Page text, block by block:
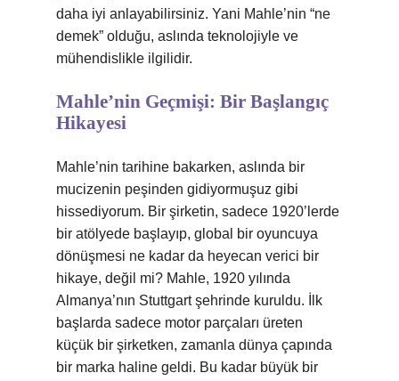
daha iyi anlayabilirsiniz. Yani Mahle’nin “ne
demek” olduğu, aslında teknolojiyle ve
mühendislikle ilgilidir.
Mahle’nin Geçmişi: Bir Başlangıç
Hikayesi
Mahle’nin tarihine bakarken, aslında bir
mucizenin peşinden gidiyormuşuz gibi
hissediyorum. Bir şirketin, sadece 1920’lerde
bir atölyede başlayıp, global bir oyuncuya
dönüşmesi ne kadar da heyecan verici bir
hikaye, değil mi? Mahle, 1920 yılında
Almanya’nın Stuttgart şehrinde kuruldu. İlk
başlarda sadece motor parçaları üreten
küçük bir şirketken, zamanla dünya çapında
bir marka haline geldi. Bu kadar büyük bir